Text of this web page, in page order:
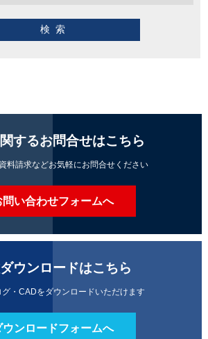
するお問合せはこちら
料請求などお気軽にお問合せください
問い合わせフォームへ
ウンロードはこちら
・CADをダウンロードいただけます
ウンロードフォームへ